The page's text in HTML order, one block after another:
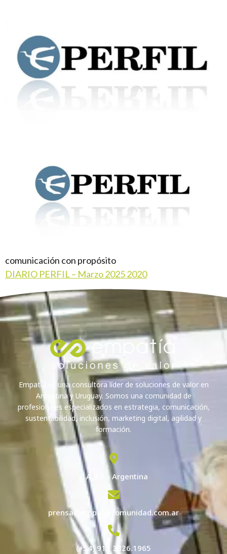
comunicación con propósito
DIARIO PERFIL – Marzo 2025 2020
Empatía es una consultora líder de soluciones de valor en
Argentina y Uruguay. Somos una comunidad de
profesionales especializados en estrategia, comunicación,
sustentabilidad, inclusión, marketing digital, agilidad y
formación.
C.A.B.A - Argentina
prensa@empatiacomunidad.com.ar
(+54) 911 3826.1965